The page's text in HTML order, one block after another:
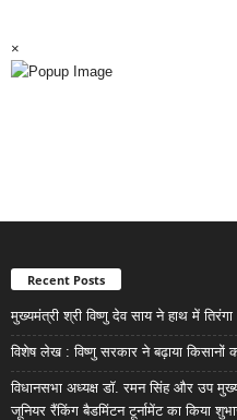
×
Recent Posts
मुख्यमंत्री श्री विष्णु देव साय ने हाथ में
विशेष लेख : विष्णु सरकार ने बढ़ाया किसानों
विधानसभा अध्यक्ष डॉ. रमन सिंह और उप
जूनियर रैंकिंग बैडमिंटन टूर्नामेंट का किया